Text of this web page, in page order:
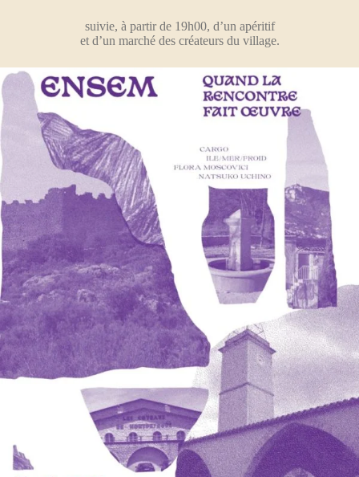
suivie, à partir de 19h00, d’un apéritif
et d’un marché des créateurs du village.